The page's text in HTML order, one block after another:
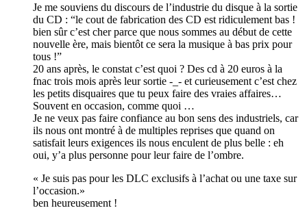
Je me souviens du discours de l’industrie du disque à la sortie
du CD : “le cout de fabrication des CD est ridiculement bas !
bien sûr c’est cher parce que nous sommes au début de cette
nouvelle ère, mais bientôt ce sera la musique à bas prix pour
tous !”
20 ans après, le constat c’est quoi ? Des cd à 20 euros à la
fnac trois mois après leur sortie -_- et curieusement c’est chez
les petits disquaires que tu peux faire des vraies affaires…
Souvent en occasion, comme quoi …
Je ne veux pas faire confiance au bon sens des industriels, car
ils nous ont montré à de multiples reprises que quand on
satisfait leurs exigences ils nous enculent de plus belle : eh
oui, y’a plus personne pour leur faire de l’ombre.
Je suis pas pour les DLC exclusifs à l’achat ou une taxe sur
l’occasion.
ben heureusement !